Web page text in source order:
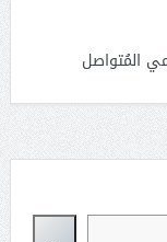
المُتواصل